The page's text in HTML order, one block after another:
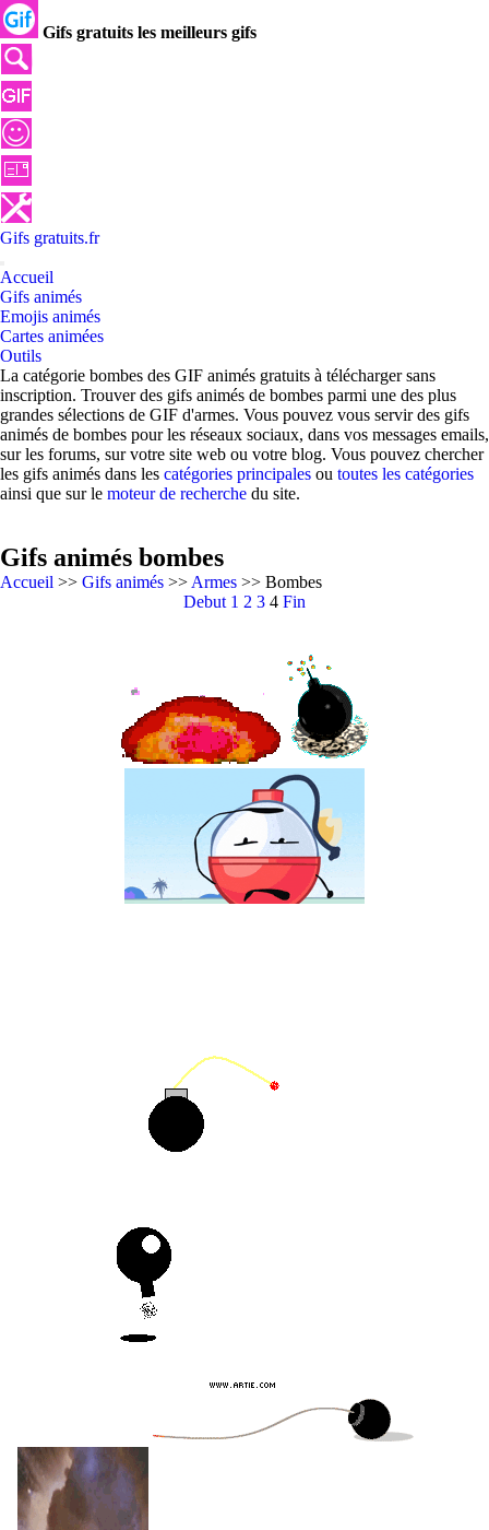
Gifs gratuits les meilleurs gifs
Gifs gratuits.fr
Accueil
Gifs animés
Emojis animés
Cartes animées
Outils
La catégorie bombes des GIF animés gratuits à télécharger sans
inscription. Trouver des gifs animés de bombes parmi une des plus
grandes sélections de GIF d'armes. Vous pouvez vous servir des gifs
animés de bombes pour les réseaux sociaux, dans vos messages emails,
sur les forums, sur votre site web ou votre blog. Vous pouvez chercher
les gifs animés dans les catégories principales ou toutes les catégories
ainsi que sur le moteur de recherche du site.
Gifs animés bombes
Accueil >> Gifs animés >> Armes >> Bombes
Debut 1 2 3 4 Fin